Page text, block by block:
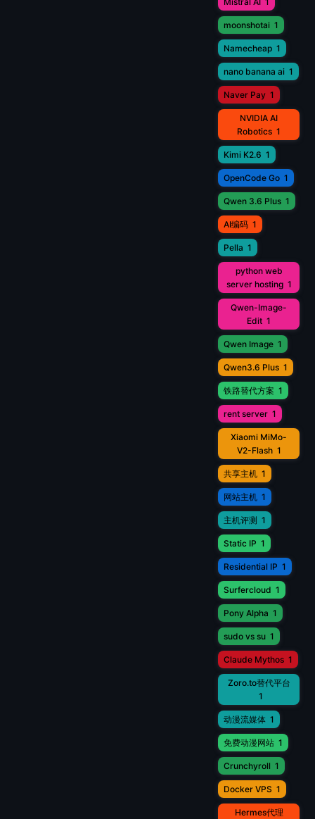
moonshotai 1
Namecheap 1
nano banana ai 1
Naver Pay 1
NVIDIA AI
Robotics 1
Kimi K2.6 1
OpenCode Go 1
Qwen 3.6 Plus 1
AI编码 1
Pella 1
python web
server hosting 1
Qwen-Image-
Edit 1
Qwen Image 1
Qwen3.6 Plus 1
铁路替代方案 1
rent server 1
Xiaomi MiMo-
V2-Flash 1
共享主机 1
网站主机 1
主机评测 1
Static IP 1
Residential IP 1
Surfercloud 1
Pony Alpha 1
sudo vs su 1
Claude Mythos 1
Zoro.to替代平台
1
动漫流媒体 1
免费动漫网站 1
Crunchyroll 1
Docker VPS 1
Hermes代理